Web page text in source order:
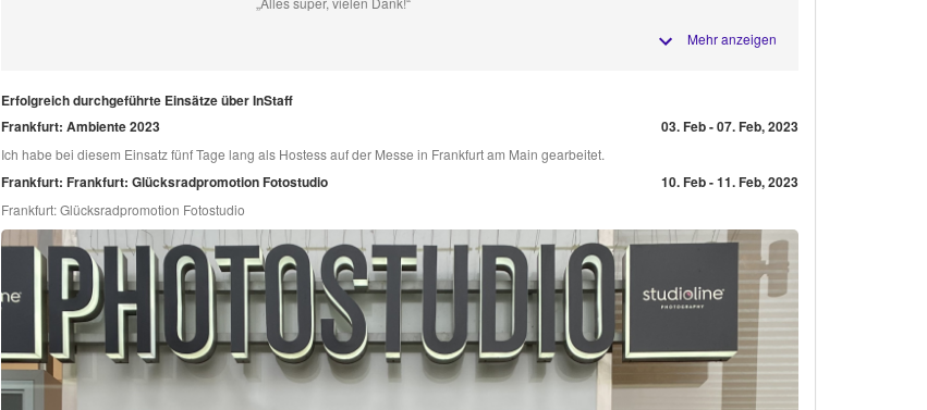
Mehr anzeigen
Erfolgreich durchgeführte Einsätze über InStaff
Frankfurt: Ambiente 2023
03. Feb - 07. Feb, 2023
Ich habe bei diesem Einsatz fünf Tage lang als Hostess auf der Messe in Frankfurt am Main gearbeitet.
Frankfurt: Frankfurt: Glücksradpromotion Fotostudio 10. Feb - 11. Feb, 2023
Frankfurt: Glücksradpromotion Fotostudio